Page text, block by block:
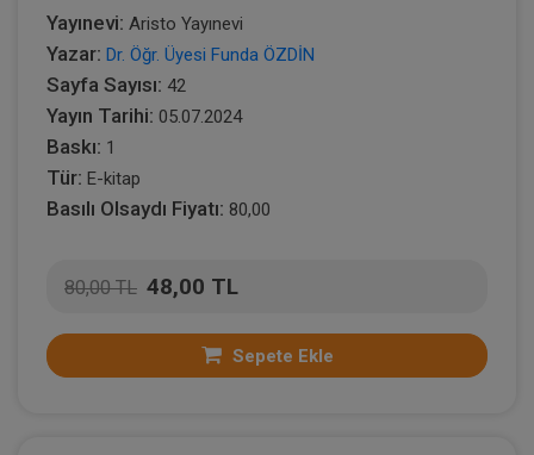
Yayınevi: Aristo Yayınevi
Yazar: Dr. Öğr. Üyesi Funda ÖZDİN
Sayfa Sayısı: 42
Yayın Tarihi: 05.07.2024
Baskı: 1
Tür: E-kitap
Basılı Olsaydı Fiyatı: 80,00
80,00 TL 48,00 TL
Sepete Ekle